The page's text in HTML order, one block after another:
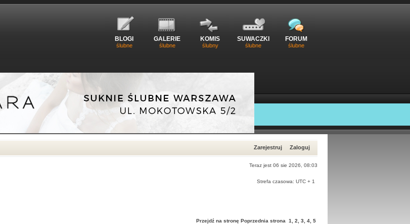
BLOGI
ślubne
GALERIE
ślubne
KOMIS
ślubny
SUWACZKI
ślubne
FORUM
ślubne
Zarejestruj Zaloguj
Teraz jest 06 sie 2026, 08:03
Strefa czasowa: UTC + 1
Przejdź na stronę Poprzednia strona 1 2 3 4 5